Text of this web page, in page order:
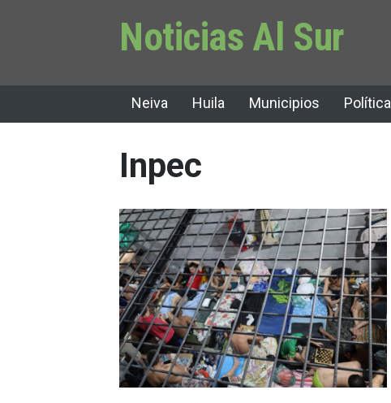
Noticias Al Sur
Neiva Huila Municipios Política
Inpec